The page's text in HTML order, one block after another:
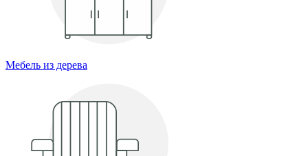
Мебель из дерева